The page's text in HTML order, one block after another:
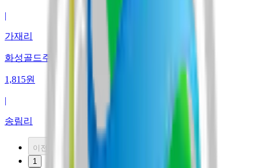
|
가재리
화성골드주유소 (주)기정에너지
1,815원
|
송림리
이전
1